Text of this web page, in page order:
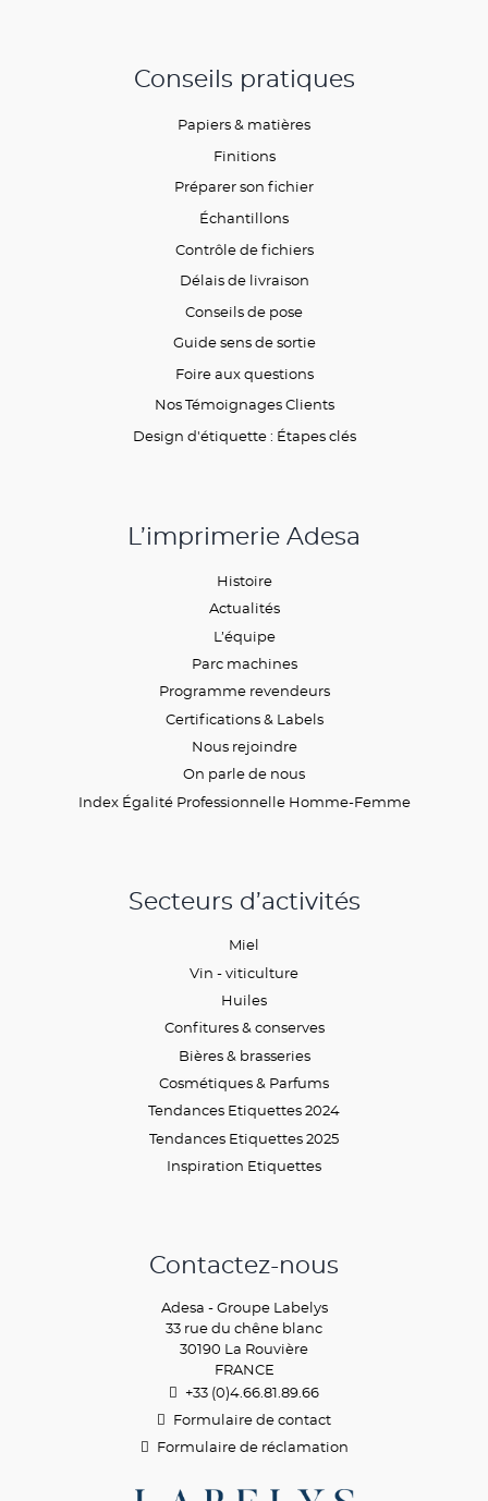
Conseils pratiques
Papiers & matières
Finitions
Préparer son fichier
Échantillons
Contrôle de fichiers
Délais de livraison
Conseils de pose
Guide sens de sortie
Foire aux questions
Nos Témoignages Clients
Design d'étiquette : Étapes clés
L’imprimerie Adesa
Histoire
Actualités
L’équipe
Parc machines
Programme revendeurs
Certifications & Labels
Nous rejoindre
On parle de nous
Index Égalité Professionnelle Homme-Femme
Secteurs d’activités
Miel
Vin - viticulture
Huiles
Confitures & conserves
Bières & brasseries
Cosmétiques & Parfums
Tendances Etiquettes 2024
Tendances Etiquettes 2025
Inspiration Etiquettes
Contactez-nous
Adesa - Groupe Labelys
33 rue du chêne blanc
30190 La Rouvière
FRANCE
+33 (0)4.66.81.89.66
Formulaire de contact
Formulaire de réclamation